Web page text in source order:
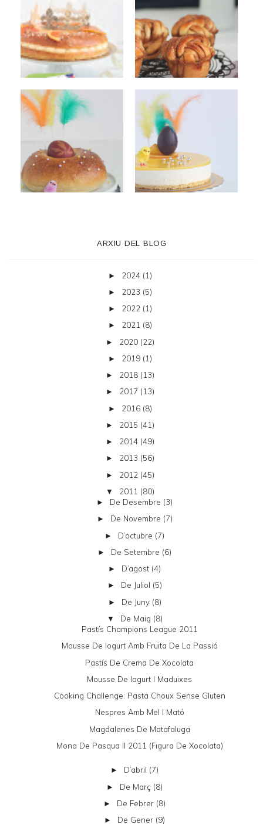
ARXIU DEL BLOG
► 2024 (1)
► 2023 (5)
► 2022 (1)
► 2021 (8)
► 2020 (22)
► 2019 (1)
► 2018 (13)
► 2017 (13)
► 2016 (8)
► 2015 (41)
► 2014 (49)
► 2013 (56)
► 2012 (45)
▼ 2011 (80)
► De Desembre (3)
► De Novembre (7)
► D’octubre (7)
► De Setembre (6)
► D’agost (4)
► De Juliol (5)
► De Juny (8)
▼ De Maig (8)
Pastís Champions League 2011
Mousse De Iogurt Amb Fruita De La Passió
Pastís De Crema De Xocolata
Mousse De Iogurt I Maduixes
Cooking Challenge: Pasta Choux Sense Gluten
Nespres Amb Mel I Mató
Magdalenes De Matafaluga
Mona De Pasqua II 2011 (figura De Xocolata)
► D’abril (7)
► De Març (8)
► De Febrer (8)
► De Gener (9)